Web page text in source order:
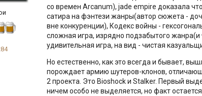
со времен Arcanum), jade empire доказала
сатира на фэнтези жанры(автор сюжета -
вне конкуренции), Кодекс войны -
сложная игра, изрядно подзабытого
удивительная игра, на вид - чистая
Но естественно, как это всегда и бывает,
порождает армию шутеров-клонов,
2 проекта. Это Bioshock и Stalker. Первый
ничем особо не выделяется, но факт